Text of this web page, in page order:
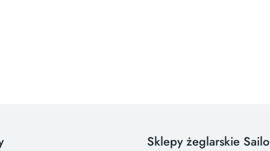
Sklepy żeglarskie